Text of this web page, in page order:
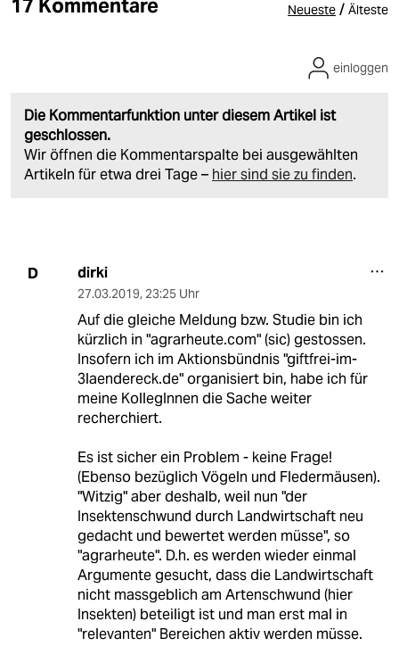
17 Kommentare Neueste / Älteste
Die Kommentarfunktion unter diesem Artikel ist
geschlossen.
Wir öffnen die Kommentarspalte bei ausgewählten
Artikeln für etwa drei Tage – hier sind sie zu finden.
einloggen
D dirki
27.03.2019, 23:25 Uhr
Auf die gleiche Meldung bzw. Studie bin ich
kürzlich in "agrarheute.com" (sic) gestossen.
Insofern ich im Aktionsbündnis "giftfrei-im-
3laendereck.de" organisiert bin, habe ich für
meine KollegInnen die Sache weiter
recherchiert.
Es ist sicher ein Problem - keine Frage!
(Ebenso bezüglich Vögeln und Fledermäusen).
"Witzig" aber deshalb, weil nun "der
Insektenschwund durch Landwirtschaft neu
gedacht und bewertet werden müsse", so
"agrarheute". D.h. es werden wieder einmal
Argumente gesucht, dass die Landwirtschaft
nicht massgeblich am Artenschwund (hier
Insekten) beteiligt ist und man erst mal in
"relevanten" Bereichen aktiv werden müsse.